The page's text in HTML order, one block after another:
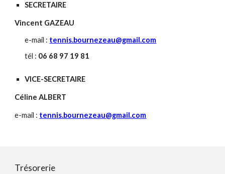
SECRETAIRE
Vincent GAZEAU
e-mail : tennis.bournezeau@gmail.com
tél : 06 68 97 19 81
VICE-SECRETAIRE
Céline ALBERT
e-mail : tennis.bournezeau@gmail.com
Trésorerie